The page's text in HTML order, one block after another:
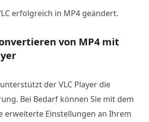
erfolgreich in MP4 geändert.
von MP4 mit
der VLC Player die
Bei Bedarf können Sie mit dem
erweiterte Einstellungen an Ihrem